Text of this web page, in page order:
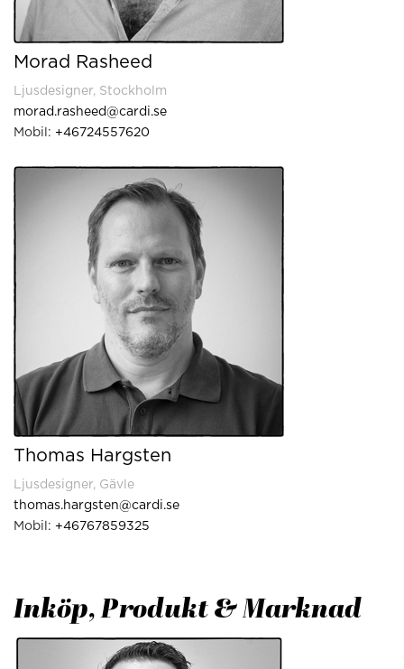
Morad Rasheed
Ljusdesigner, Stockholm
morad.rasheed@cardi.se
Mobil: +46724557620
Thomas Hargsten
Ljusdesigner, Gävle
thomas.hargsten@cardi.se
Mobil: +46767859325
Inköp, Produkt & Marknad